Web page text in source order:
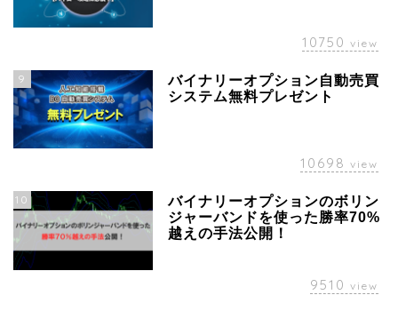
10750 view
9
バイナリーオプション自動売買
システム無料プレゼント
10698 view
10
バイナリーオプションのボリン
ジャーバンドを使った勝率70%
越えの手法公開！
9510 view